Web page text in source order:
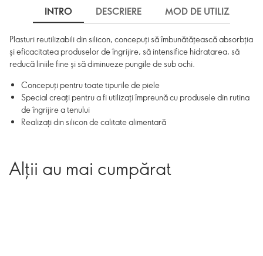
INTRO DESCRIERE MOD DE UTILIZARE
Plasturi reutilizabili din silicon, concepuți să îmbunătățească absorbția
și eficacitatea produselor de îngrijire, să intensifice hidratarea, să
reducă liniile fine și să diminueze pungile de sub ochi.
Concepuți pentru toate tipurile de piele
Special creați pentru a fi utilizați împreună cu produsele din rutina
de îngrijire a tenului
Realizați din silicon de calitate alimentară
Alții au mai cumpărat